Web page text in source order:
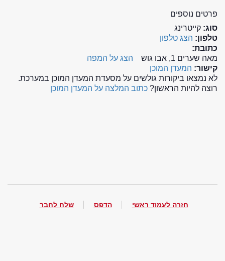
פרטים נוספים
סוג: קייטרינג
טלפון: הצג טלפון
כתובת:
מאה שערים 1, אבו גוש
הצג על המפה
קישור: המעדן המוכן
לא נמצאו ביקורות גולשים על מסעדת המעדן המוכן במערכת.
רוצה להיות הראשון? כתוב המלצה על המעדן המוכן
חזרה לעמוד ראשי הדפס שלח לחבר